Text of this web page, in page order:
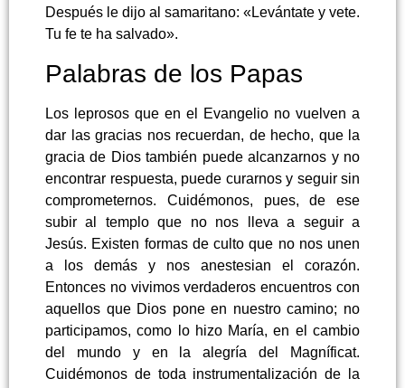
Después le dijo al samaritano: «Levántate y vete.
Tu fe te ha salvado».
Palabras de los Papas
Los leprosos que en el Evangelio no vuelven a
dar las gracias nos recuerdan, de hecho, que la
gracia de Dios también puede alcanzarnos y no
encontrar respuesta, puede curarnos y seguir sin
comprometernos. Cuidémonos, pues, de ese
subir al templo que no nos lleva a seguir a
Jesús. Existen formas de culto que no nos unen
a los demás y nos anestesian el corazón.
Entonces no vivimos verdaderos encuentros con
aquellos que Dios pone en nuestro camino; no
participamos, como lo hizo María, en el cambio
del mundo y en la alegría del Magníficat.
Cuidémonos de toda instrumentalización de la